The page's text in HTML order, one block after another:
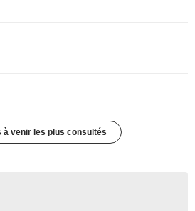
à venir les plus consultés